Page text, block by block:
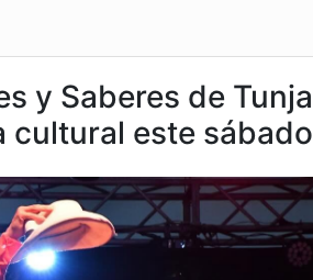
y Saberes de Tunja
cultural este sábado